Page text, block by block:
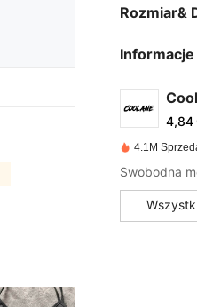
Rozmiar&
Informacje
4,84
4,84
4,84
4.1M
Swobodna